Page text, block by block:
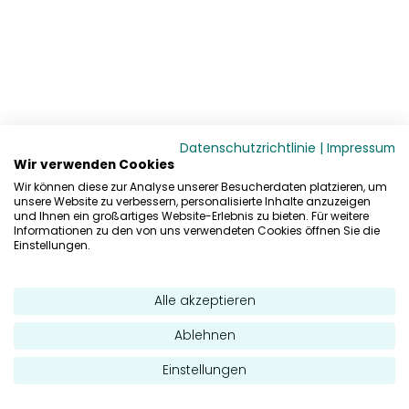
Datenschutzrichtlinie | Impressum
Wir verwenden Cookies
Wir können diese zur Analyse unserer Besucherdaten platzieren, um
unsere Website zu verbessern, personalisierte Inhalte anzuzeigen
und Ihnen ein großartiges Website-Erlebnis zu bieten. Für weitere
Informationen zu den von uns verwendeten Cookies öffnen Sie die
Einstellungen.
Alle akzeptieren
Ablehnen
Einstellungen